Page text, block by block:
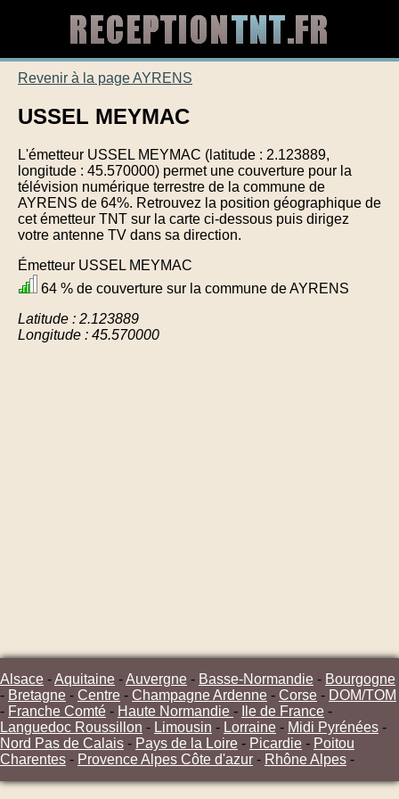
Revenir à la page AYRENS
USSEL MEYMAC
L'émetteur USSEL MEYMAC (latitude : 2.123889,
longitude : 45.570000) permet une couverture pour la
télévision numérique terrestre de la commune de
AYRENS de 64%. Retrouvez la position géographique de
cet émetteur TNT sur la carte ci-dessous puis dirigez
votre antenne TV dans sa direction.
Émetteur USSEL MEYMAC
64 % de couverture sur la commune de AYRENS
Latitude : 2.123889
Longitude : 45.570000
Alsace -Aquitaine -Auvergne - Basse-Normandie - Bourgogne
- Bretagne - Centre - Champagne Ardenne - Corse - DOM/TOM
- Franche Comté - Haute Normandie - Ile de France -
Languedoc Roussillon - Limousin - Lorraine - Midi Pyrénées -
Nord Pas de Calais - Pays de la Loire - Picardie - Poitou
Charentes - Provence Alpes Côte d'azur - Rhône Alpes -